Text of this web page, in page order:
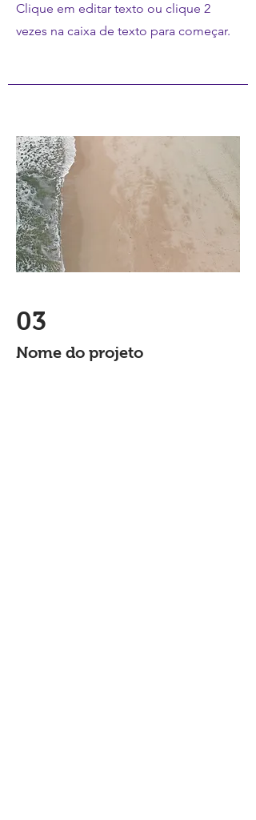
Clique em editar texto ou clique 2
vezes na caixa de texto para começar.
03
Nome do projeto